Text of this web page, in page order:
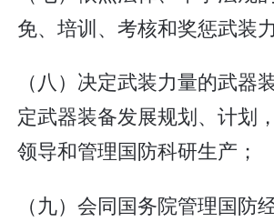
免、培训、考核和奖惩武装
（八）决定武装力量的武器
定武器装备发展规划、计划
领导和管理国防科研生产；
（九）会同国务院管理国防